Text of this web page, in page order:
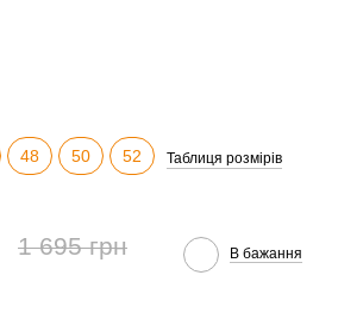
48 50 52 Таблиця розмірів
1 695 грн В бажання